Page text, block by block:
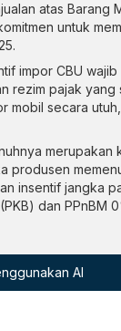
atas Barang
untuk
impor CBU
rezim pajak yang
mobil secara
merupakan
produsen
insentif jangka
dan PPnBM
AI